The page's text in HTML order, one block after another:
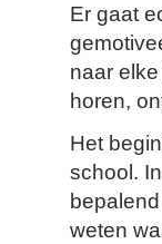
Er gaat
naar
horen,
Het
school.
weten